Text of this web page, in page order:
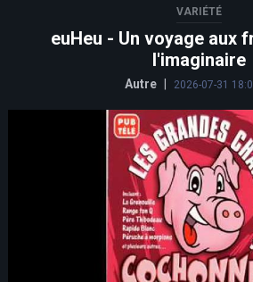
VARIÉTÉ
euHeu - Un voyage aux
l'imaginaire
Autre 2026-07-31